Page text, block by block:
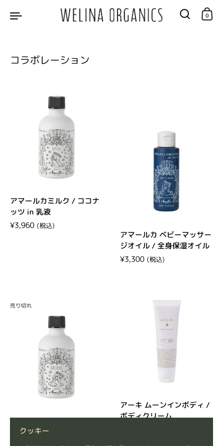
0
コラボレーション
アマールカミルク / ココナ
ッツ in 乳液
定価
¥3,960
アマールカ ベビーマッサー
ジオイル / 全身保湿オイル
定価
¥3,300
売り切れ
ルカ モイスト / ココナッツ
in 化粧水
アーキ ムーンインボディ /
ボディクリーム
クッキー